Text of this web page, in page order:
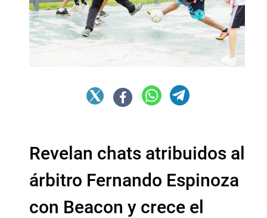
Revelan chats atribuidos al
árbitro Fernando Espinoza
con Beacon y crece el